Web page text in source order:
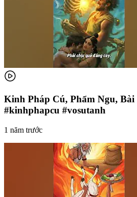
Kinh Pháp Cú, Phẩm Ngu, Bài
#kinhphapcu #vosutanh
1 năm trước